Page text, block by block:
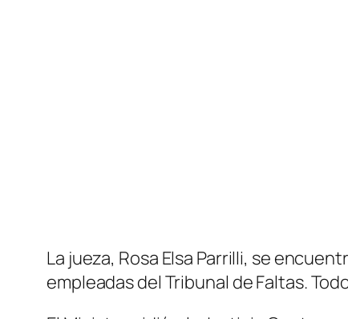
La jueza, Rosa Elsa Parrilli, se
empleadas del Tribunal de Faltas.